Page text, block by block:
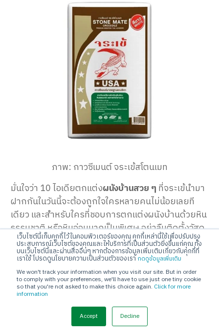
เว็บไซต์นี้เก็บคุกกี้ไว้ในคอมพิวเตอร์ของคุณ คุกกี้เหล่านี้ใช้เพื่อปรับปรุง
ประสบการณ์เว็บไซต์ของคุณและให้บริการที่เป็นส่วนตัวยิ่งขึ้นแก่คุณ ทั้ง
บนเว็บไซต์นี้และผ่านสื่ออื่นๆ หากต้องการข้อมูลเพิ่มเติมเกี่ยวกับคุกกี้ที่
เราใช้ โปรดดูนโยบายความเป็นส่วนตัวของเรากดดูข้อมูลเพิ่มเติม
We won't track your information when you visit our site. But in order
to comply with your preferences, we'll have to use just one tiny cookie
so that you're not asked to make this choice again. Click for more
information
Accept Decline
ภาพ: กาวซีเมนต์ จระเข้สโตนเมท
มั่นใจว่า 10 ไอเดียตกแต่งผนังบ้านสวย ๆ ที่จระเข้นำมา
ฝากกันในวันนี้จะต้องถูกใจใครหลายคนไม่น้อยเลยที
เดียว และสำหรับใครที่ชอบการตกแต่งผนังบ้านด้วยหิน
ธรรมชาติ หรือหินอ่อนมากเป็นพิเศษ อย่าลืมติดตั้งวัสดุ
เหล่านี้ด้วยผลิตภัณฑ์คุณภาพอย่างกาวซีเมนต์ จระเข้ส
โตนเมท ซึ่งเป็นกาวซีเมนต์ที่มาพร้อมนวัตกรรม WCAC
Technology ซึ่งช่วยลดการเกิดคราบขาวที่มักเกิดขึ้น
บนพื้นผิว เนื้อกาวสีขาวเนียน ช่วยให้หินธรรมชาติและหิน
อ่อนสวยสดใสมากยิ่งขึ้น แม้จะเป็นหินแผ่นใหญ่ก็ติดทน
เหนียวแน่น ใช้ได้ทั้งภายในและภายนอก รวมถึงพื้นที่ที่มี
ความชื้นสูง เพื่อให้ทุกคนมั่นใจได้ว่าผนังสวย ๆ ของทุก